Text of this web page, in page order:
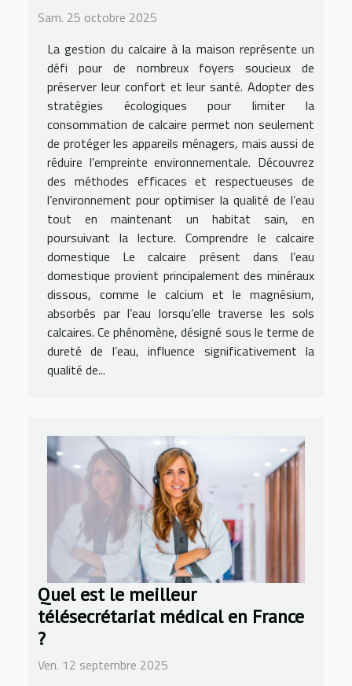
Sam. 25 octobre 2025
La gestion du calcaire à la maison représente un
défi pour de nombreux foyers soucieux de
préserver leur confort et leur santé. Adopter des
stratégies écologiques pour limiter la
consommation de calcaire permet non seulement
de protéger les appareils ménagers, mais aussi de
réduire l'empreinte environnementale. Découvrez
des méthodes efficaces et respectueuses de
l’environnement pour optimiser la qualité de l’eau
tout en maintenant un habitat sain, en
poursuivant la lecture. Comprendre le calcaire
domestique Le calcaire présent dans l’eau
domestique provient principalement des minéraux
dissous, comme le calcium et le magnésium,
absorbés par l’eau lorsqu’elle traverse les sols
calcaires. Ce phénomène, désigné sous le terme de
dureté de l’eau, influence significativement la
qualité de...
Quel est le meilleur
télésecrétariat médical en France
?
Ven. 12 septembre 2025